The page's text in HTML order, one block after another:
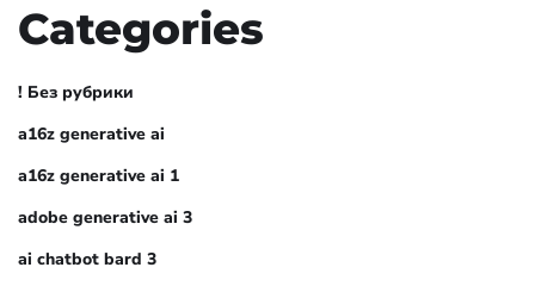
Categories
! Без рубрики
a16z generative ai
a16z generative ai 1
adobe generative ai 3
ai chatbot bard 3